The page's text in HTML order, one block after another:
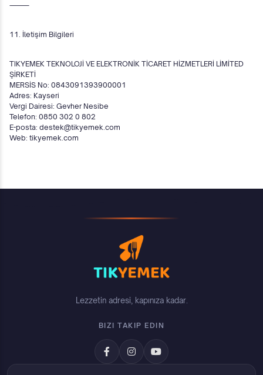
⸻
11. İletişim Bilgileri
TIKYEMEK TEKNOLOJİ VE ELEKTRONİK TİCARET HİZMETLERİ LİMİTED
ŞİRKETİ
MERSİS No: 0843091393900001
Adres: Kayseri
Vergi Dairesi: Gevher Nesibe
Telefon: 0850 302 0 802
E-posta: destek@tikyemek.com
Web: tikyemek.com
Lezzetin adresi, kapınıza kadar.
BIZI TAKIP EDIN